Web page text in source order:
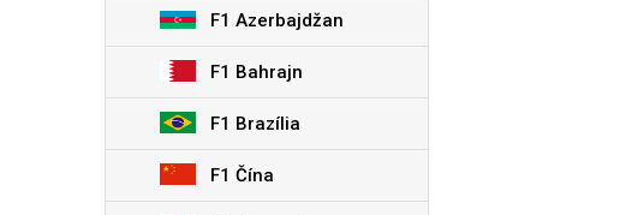
F1 Azerbajdžan
F1 Bahrajn
F1 Brazília
F1 Čína